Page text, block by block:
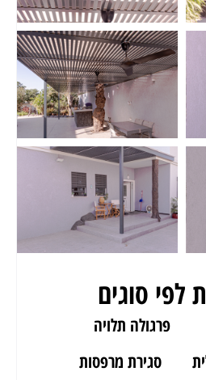
לפי סוגים
פרגולה תלויה
סגירת מרפסות